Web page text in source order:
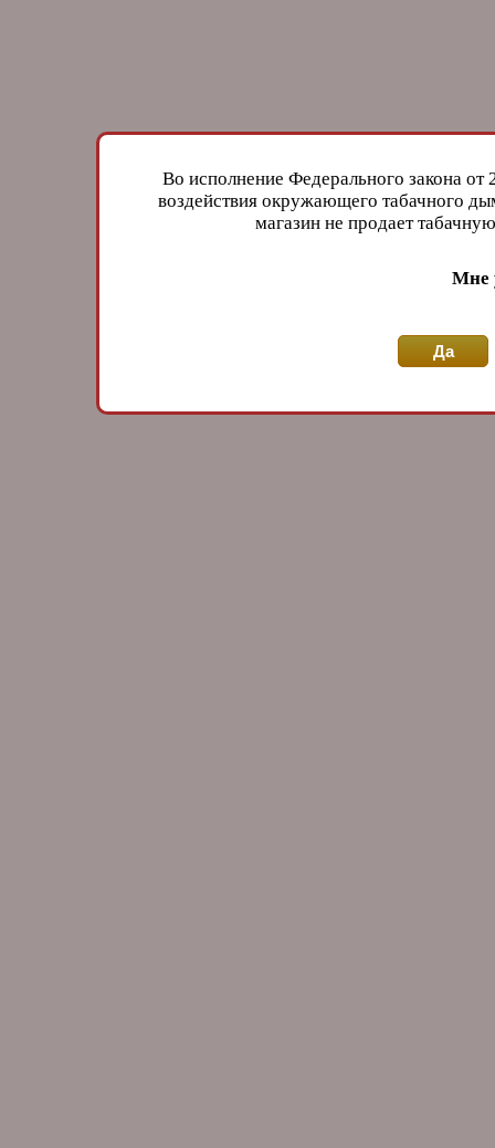
Во исполнение Федерального закона
воздействия окружающего табачного
магазин не продает
Мне
Да